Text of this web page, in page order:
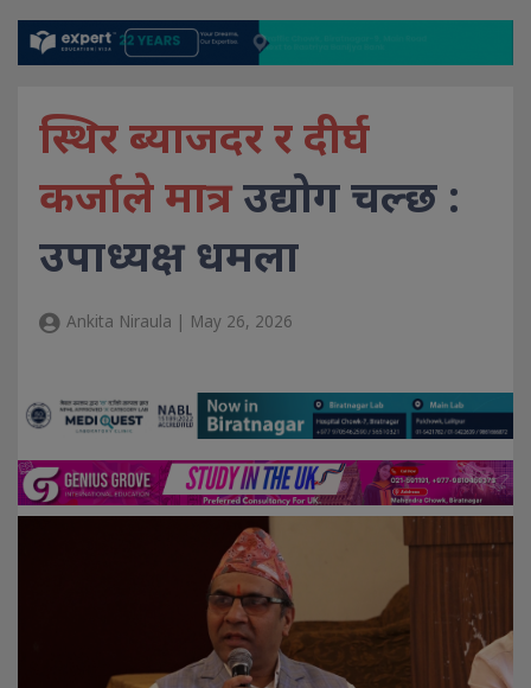
स्थिर ब्याजदर र दीर्घ
कर्जाले मात्रउद्योग चल्छ :
उपाध्यक्ष धमला
Ankita Niraula | May 26, 2026